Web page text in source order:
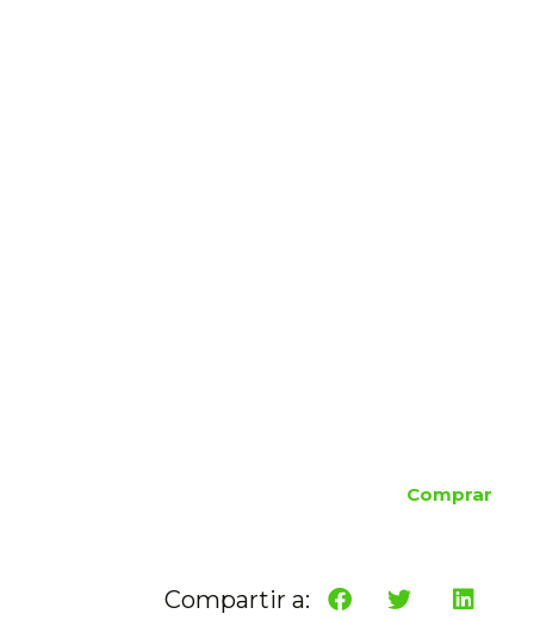
Comprar
Compartir a: